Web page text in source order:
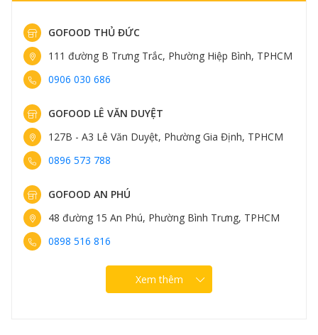
GOFOOD THỦ ĐỨC
111 đường B Trưng Trắc, Phường Hiệp Bình, TPHCM
0906 030 686
GOFOOD LÊ VĂN DUYỆT
127B - A3 Lê Văn Duyệt, Phường Gia Định, TPHCM
0896 573 788
GOFOOD AN PHÚ
48 đường 15 An Phú, Phường Bình Trưng, TPHCM
0898 516 816
Xem thêm